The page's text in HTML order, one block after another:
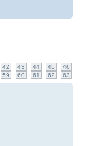
42 43 44 45
46
59 60 61 62 63